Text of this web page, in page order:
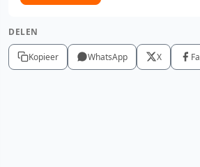
DELEN
Kopieer WhatsApp X